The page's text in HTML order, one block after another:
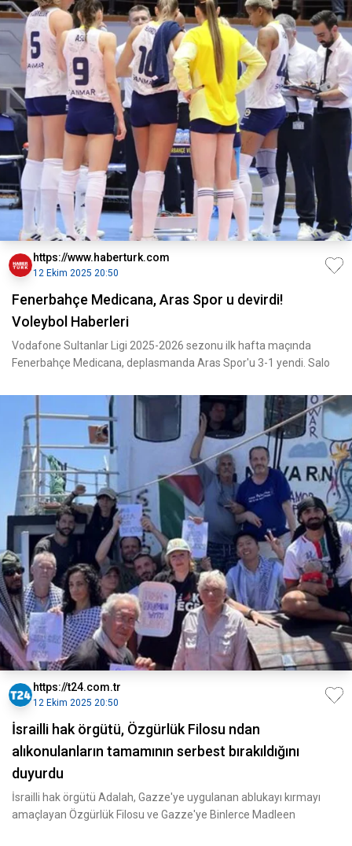
https://www.haberturk.com
12 Ekim 2025 20:50
Fenerbahçe Medicana, Aras Spor u devirdi!
Voleybol Haberleri
Vodafone Sultanlar Ligi 2025-2026 sezonu ilk hafta maçında
Fenerbahçe Medicana, deplasmanda Aras Spor'u 3-1 yendi. Salo
https://t24.com.tr
12 Ekim 2025 20:50
İsrailli hak örgütü, Özgürlük Filosu ndan
alıkonulanların tamamının serbest bırakıldığını
duyurdu
İsrailli hak örgütü Adalah, Gazze'ye uygulanan ablukayı kırmayı
amaçlayan Özgürlük Filosu ve Gazze'ye Binlerce Madleen